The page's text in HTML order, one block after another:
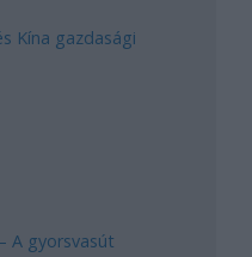
Kína gazdasági
A gyorsvasút